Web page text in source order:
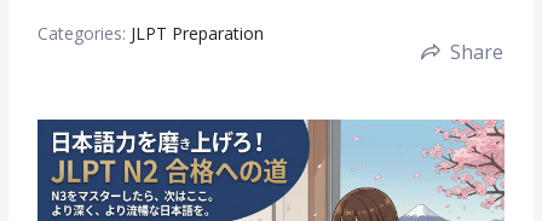
Categories: JLPT Preparation
Share